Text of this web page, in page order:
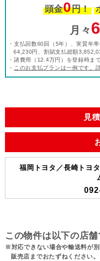
頭金0円！
月々
・支払回数60回（5年）、実質年
64,230円、割賦支払総額
・諸費用（12.4万円）を登録時ま
・ このお支払プランは一例です。
見
福岡トヨタ／長崎トヨ
この物件は以下の店
対応できない場合や輸送料が
販売店までおたずねください。